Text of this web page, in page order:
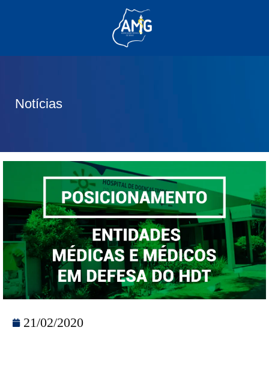
Notícias
21/02/2020